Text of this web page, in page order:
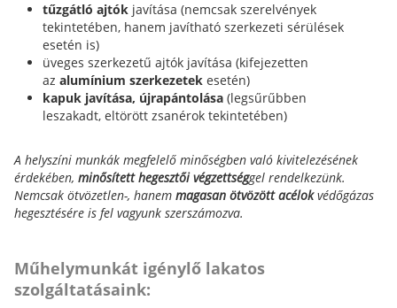
tűzgátló ajtók javítása (nemcsak szerelvények
tekintetében, hanem javítható szerkezeti sérülések
esetén is)
üveges szerkezetű ajtók javítása (kifejezetten
az alumínium szerkezetek esetén)
kapuk javítása, újrapántolása (legsűrűbben
leszakadt, eltörött zsanérok tekintetében)
A helyszíni munkák megfelelő minőségben való kivitelezésének
érdekében, minősített hegesztői végzettséggel rendelkezünk.
Nemcsak ötvözetlen-, hanem magasan ötvözött acélokvédőgázas
hegesztésére is fel vagyunk szerszámozva.
Műhelymunkát igénylő lakatos
szolgáltatásaink: